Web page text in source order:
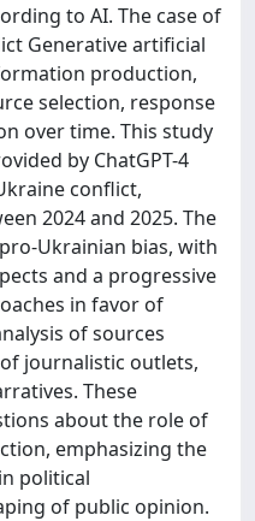
to AI. The case of
Generative artificial
production,
selection, response
over time. This study
by ChatGPT-4
conflict,
2024 and 2025. The
Ukrainian bias, with
and a progressive
in favor of
of sources
journalistic outlets,
These
about the role of
emphasizing the
political
of public opinion.